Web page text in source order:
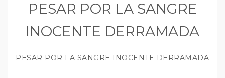
PESAR POR LA SANGRE
INOCENTE DERRAMADA
PESAR POR LA SANGRE INOCENTE DERRAMADA